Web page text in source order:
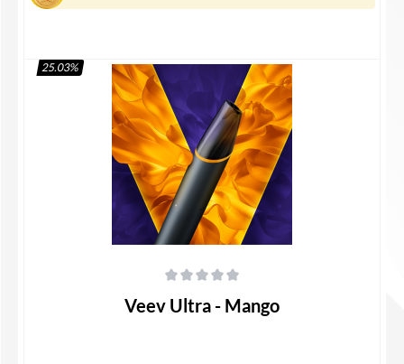
In den Warenkorb
25.03%
Veev Ultra - Mango